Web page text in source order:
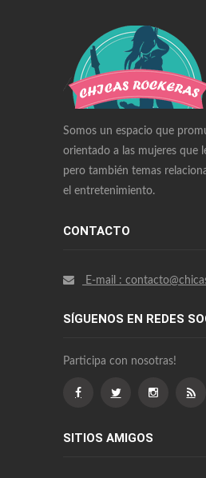
Somos un espacio que
orientado a las mujeres que
pero también temas
el entretenimiento.
CONTACTO
E-mail :
SÍGUENOS EN REDES
Participa con nosotras!
SITIOS AMIGOS
Swiss Replica Watches
Audemars Piguet
Rolex Watches Replica
Richard Mille Watches
Omega Watches Replica